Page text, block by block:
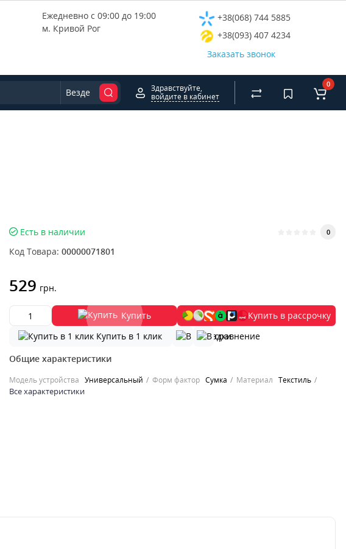
Ежедневно с 09:00 до 19:00
м. Кривой Рог
+38(068) 744 5885
+38(093) 407 4234
Заказать звонок
Везде
Здравствуйте,
войдите в кабинет
0
Есть в наличии 0
Код Товара: 00000071801
529 грн.
Купить
Купить в рассрочку
Купить в 1 клик
Общие характеристики
Модель устройства Универсальный Форм фактор Сумка Материал Текстиль
Все характеристики